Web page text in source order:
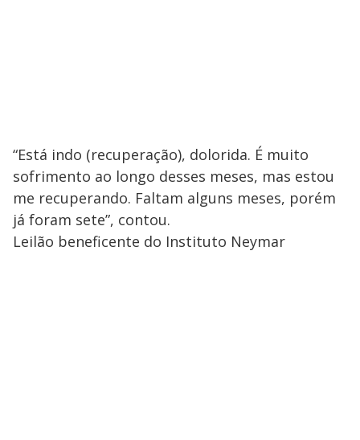
“Está indo (recuperação), dolorida. É muito
sofrimento ao longo desses meses, mas estou
me recuperando. Faltam alguns meses, porém
já foram sete”, contou.
Leilão beneficente do Instituto Neymar